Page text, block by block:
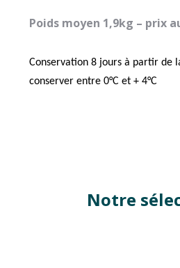
Poids moyen 1,9kg – prix
Conservation 8 jours à partir de
conserver entre 0°C et + 4°C
Notre